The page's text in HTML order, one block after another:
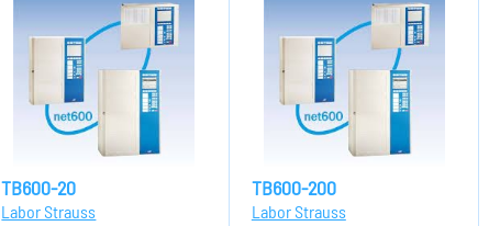
TB600-20
Labor Strauss
TB600-200
Labor Strauss